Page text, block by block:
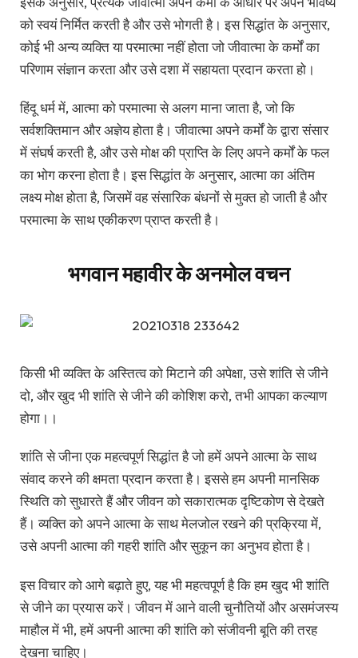
को स्वयं निर्मित करती है और उसे भोगती है। इस सिद्धांत के अनुसार,
कोई भी अन्य व्यक्ति या परमात्मा नहीं होता जो जीवात्मा के कर्मों का
परिणाम संज्ञान करता और उसे दशा में सहायता प्रदान करता हो।
हिंदू धर्म में, आत्मा को परमात्मा से अलग माना जाता है, जो कि
सर्वशक्तिमान और अज्ञेय होता है। जीवात्मा अपने कर्मों के द्वारा संसार
में संघर्ष करती है, और उसे मोक्ष की प्राप्ति के लिए अपने कर्मों के फल
का भोग करना होता है। इस सिद्धांत के अनुसार, आत्मा का अंतिम
लक्ष्य मोक्ष होता है, जिसमें वह संसारिक बंधनों से मुक्त हो जाती है और
परमात्मा के साथ एकीकरण प्राप्त करती है।
भगवान महावीर के अनमोल वचन
किसी भी व्यक्ति के अस्तित्व को मिटाने की अपेक्षा, उसे शांति से जीने
दो, और खुद भी शांति से जीने की कोशिश करो, तभी आपका कल्याण
होगा।।
शांति से जीना एक महत्वपूर्ण सिद्धांत है जो हमें अपने आत्मा के साथ
संवाद करने की क्षमता प्रदान करता है। इससे हम अपनी मानसिक
स्थिति को सुधारते हैं और जीवन को सकारात्मक दृष्टिकोण से देखते
हैं। व्यक्ति को अपने आत्मा के साथ मेलजोल रखने की प्रक्रिया में,
उसे अपनी आत्मा की गहरी शांति और सुकून का अनुभव होता है।
इस विचार को आगे बढ़ाते हुए, यह भी महत्वपूर्ण है कि हम खुद भी शांति
से जीने का प्रयास करें। जीवन में आने वाली चुनौतियों और असमंजस्य
माहौल में भी, हमें अपनी आत्मा की शांति को संजीवनी बूति की तरह
देखना चाहिए।